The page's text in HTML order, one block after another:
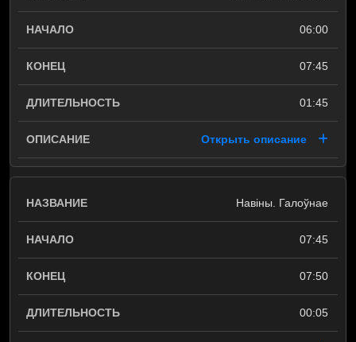
06:00
07:45
01:45
Открыть описание
Навіны. Галоўнае
07:45
07:50
00:05